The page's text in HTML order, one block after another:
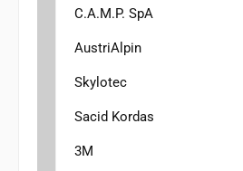
C.A.M.P. SpA
AustriAlpin
Skylotec
Sacid Kordas
3M